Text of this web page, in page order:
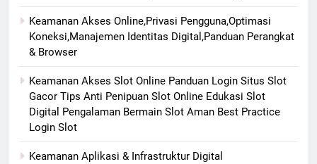
Keamanan Akses Online,Privasi Pengguna,Optimasi
Koneksi,Manajemen Identitas Digital,Panduan Perangkat
& Browser
Keamanan Akses Slot Online Panduan Login Situs Slot
Gacor Tips Anti Penipuan Slot Online Edukasi Slot
Digital Pengalaman Bermain Slot Aman Best Practice
Login Slot
Keamanan Aplikasi & Infrastruktur Digital